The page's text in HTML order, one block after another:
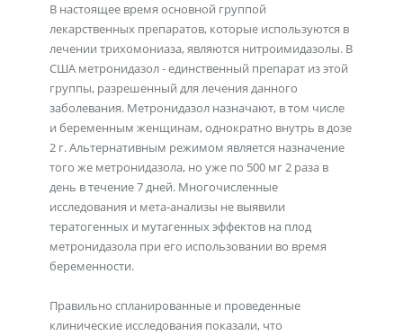
В настоящее время основной группой
лекарственных препаратов, которые используются в
лечении трихомониаза, являются нитроимидазолы. В
США метронидазол - единственный препарат из этой
группы, разрешенный для лечения данного
заболевания. Метронидазол назначают, в том числе
и беременным женщинам, однократно внутрь в дозе
2 г. Альтернативным режимом является назначение
того же метронидазола, но уже по 500 мг 2 раза в
день в течение 7 дней. Многочисленные
исследования и мета-анализы не выявили
тератогенных и мутагенных эффектов на плод
метронидазола при его использовании во время
беременности.
Правильно спланированные и проведенные
клинические исследования показали, что